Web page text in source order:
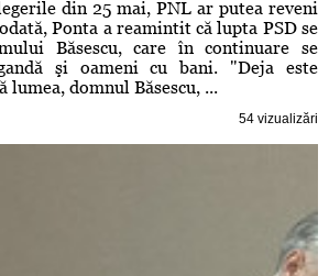
din 25 mai, PNL ar putea reveni
Ponta a reamintit că lupta PSD se
Băsescu, care în continuare se
şi oameni cu bani. "Deja este
domnul Băsescu, ...
54 vizualizări